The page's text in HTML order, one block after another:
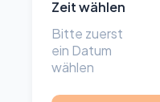
Zeit wählen
Bitte zuerst
ein Datum
wählen